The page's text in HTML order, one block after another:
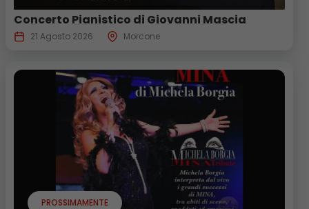
Concerto Pianistico di Giovanni Mascia
21 Agosto 2026 Morcone
PROSSIMAMENTE